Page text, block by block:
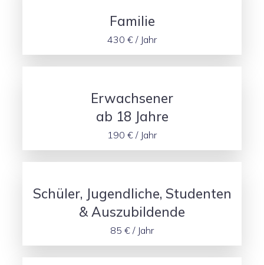
Familie
430 € / Jahr
Erwachsener
ab 18 Jahre
190 € / Jahr
Schüler, Jugendliche, Studenten
& Auszubildende
85 € / Jahr